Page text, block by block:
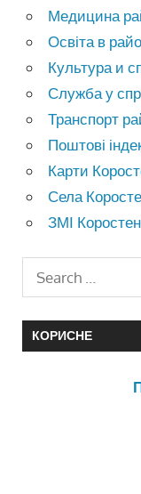
Медицина
Освіта в
Культура и
Служба у
Транспорт
Поштові
Карти
Села
ЗМІ
КОРИСНЕ